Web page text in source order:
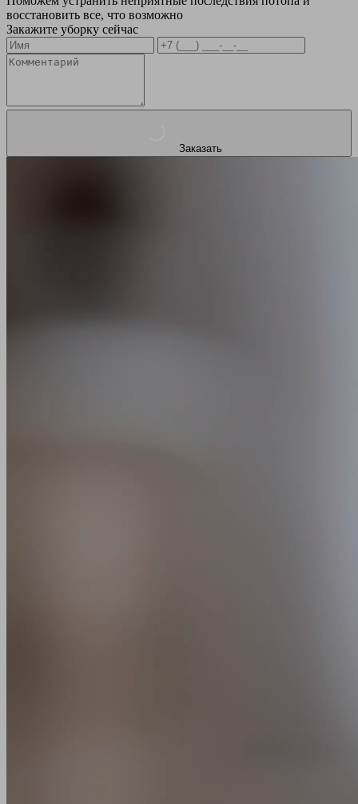
восстановить все, что возможно
Закажите уборку сейчас
Заказать